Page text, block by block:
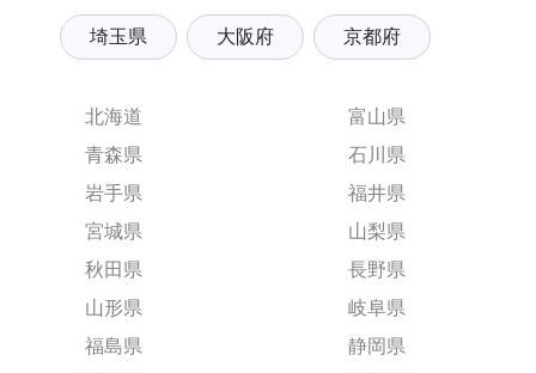
埼玉県 大阪府 京都府
北海道
青森県
岩手県
宮城県
秋田県
山形県
福島県
富山県
石川県
福井県
山梨県
長野県
岐阜県
静岡県